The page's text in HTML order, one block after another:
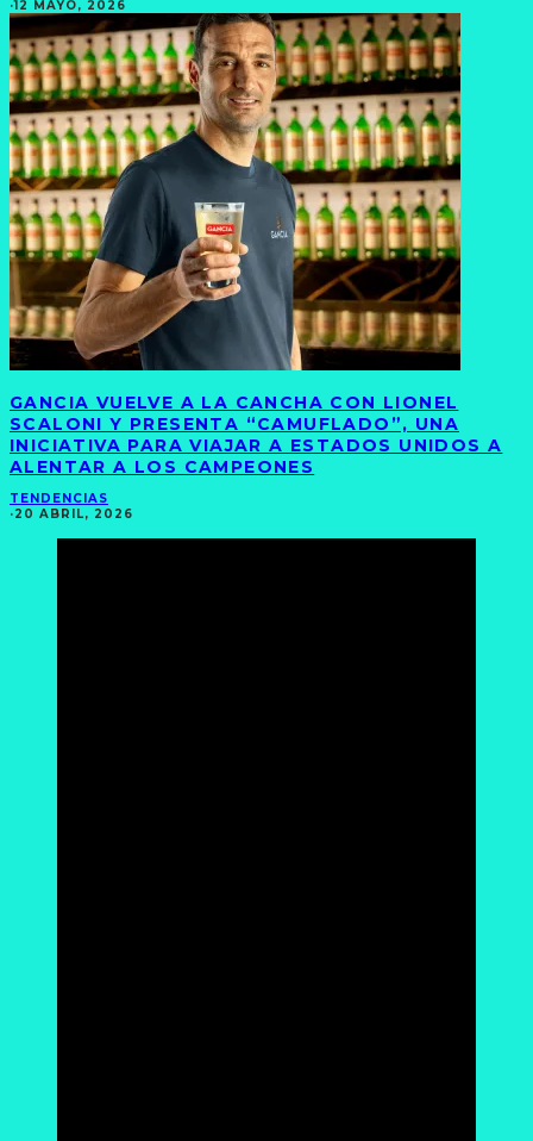
·12 MAYO, 2026
GANCIA VUELVE A LA CANCHA CON LIONEL
SCALONI Y PRESENTA “CAMUFLADO”, UNA
INICIATIVA PARA VIAJAR A ESTADOS UNIDOS A
ALENTAR A LOS CAMPEONES
TENDENCIAS
·20 ABRIL, 2026